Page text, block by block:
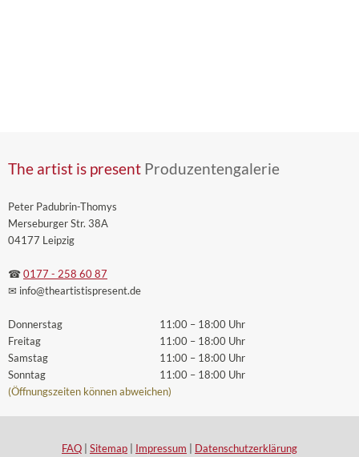
The artist is present Produzentengalerie
Peter Padubrin-Thomys
Merseburger Str. 38A
04177 Leipzig
☎ 0177 - 258 60 87
✉ info@theartistispresent.de
Donnerstag
Freitag
Samstag
Sonntag
11:00 – 18:00 Uhr
11:00 – 18:00 Uhr
11:00 – 18:00 Uhr
11:00 – 18:00 Uhr
(Öffnungszeiten können abweichen)
FAQ Sitemap Impressum Datenschutzerklärung